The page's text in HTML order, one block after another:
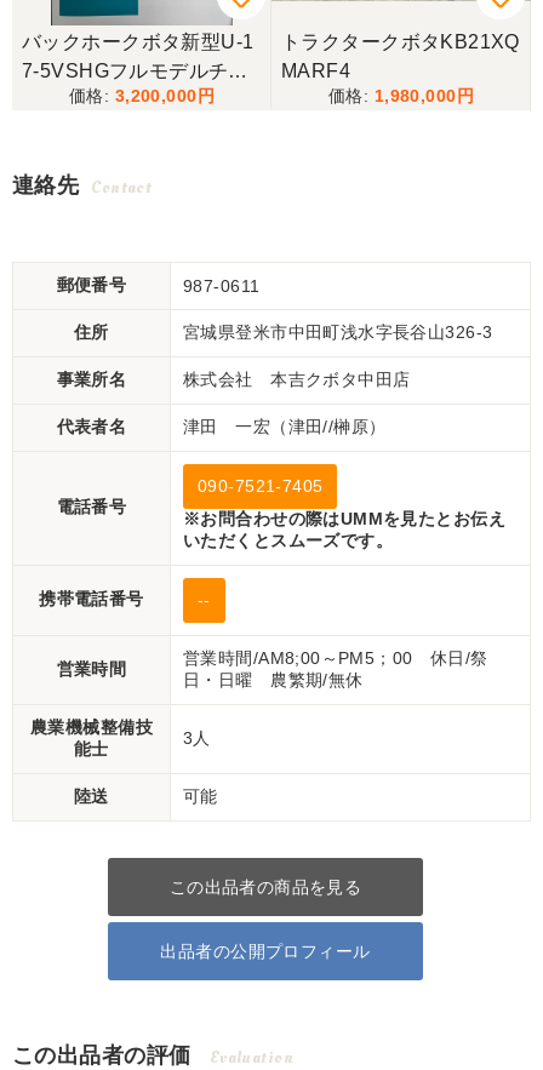
バックホークボタ新型U-1
7-5VSHGフルモデルチェ
3,200,000
トラクタークボタKB21XQ
MARF4
1,980,000
連絡先 Contact
郵便番号 987-0611
住所 宮城県登米市中田町浅水字長谷山326-3
事業所名 株式会社 本吉クボタ中田店
代表者名 津田 一宏（津田//榊原）
電話番号
090-7521-7405
※お問合わせの際はUMMを見たとお伝え
いただくとスムーズです。
携帯電話番号 --
営業時間
営業時間/AM8;00～PM5；00 休日/祭
日・日曜 農繁期/無休
農業機械整備技
能士
3人
陸送 可能
この出品者の商品を見る
出品者の公開プロフィール
この出品者の評価 Evaluation